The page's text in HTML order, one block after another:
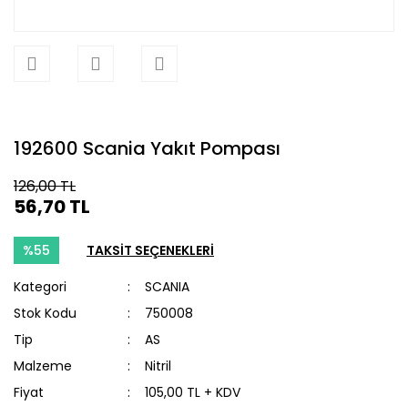
192600 Scania Yakıt Pompası
126,00 TL
56,70 TL
%55 TAKSİT SEÇENEKLERİ
Kategori
SCANIA
Stok Kodu
750008
Tip
AS
Malzeme
Nitril
Fiyat
105,00 TL + KDV